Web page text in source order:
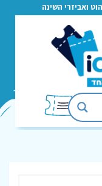
ואביזרי השינה